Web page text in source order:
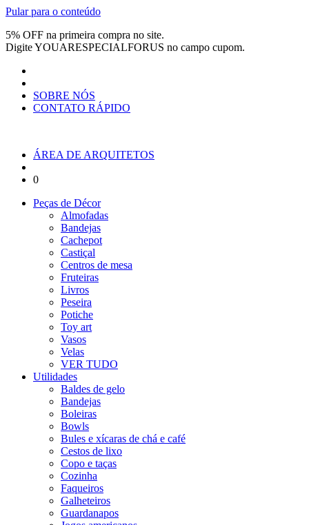
Pular para o conteúdo
5% OFF na primeira compra no site.
DigiteYOUARESPECIALFORUS no campo cupom.
SOBRE NÓS
CONTATO RÁPIDO
ÁREA DE ARQUITETOS
0
Peças de Décor
Almofadas
Bandejas
Cachepot
Castiçal
Centros de mesa
Fruteiras
Livros
Peseira
Potiche
Toy art
Vasos
Velas
VER TUDO
Utilidades
Baldes de gelo
Bandejas
Boleiras
Bowls
Bules e xícaras de chá e café
Cestos de lixo
Copo e taças
Cozinha
Faqueiros
Galheteiros
Guardanapos